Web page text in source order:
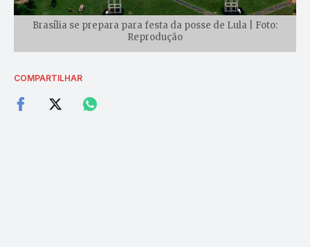
Brasília se prepara para festa da posse de Lula | Foto:
Reprodução
COMPARTILHAR